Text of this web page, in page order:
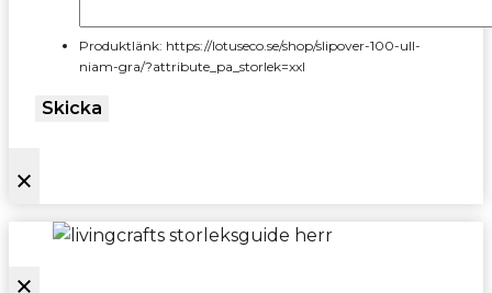
Produktlänk: https://lotuseco.se/shop/slipover-100-ull-
niam-gra/?attribute_pa_storlek=xxl
Skicka